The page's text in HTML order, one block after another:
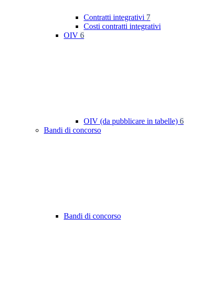
Contratti integrativi 7
Costi contratti integrativi
OIV 6
OIV (da pubblicare in tabelle) 6
Bandi di concorso
Bandi di concorso